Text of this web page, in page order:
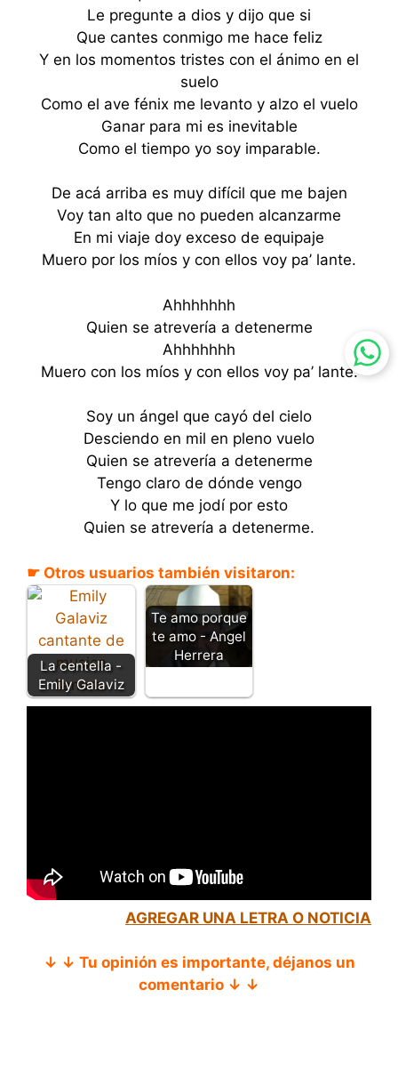
Le pregunte a dios y dijo que si
Que cantes conmigo me hace feliz
Y en los momentos tristes con el ánimo en el
suelo
Como el ave fénix me levanto y alzo el vuelo
Ganar para mi es inevitable
Como el tiempo yo soy imparable.
De acá arriba es muy difícil que me bajen
Voy tan alto que no pueden alcanzarme
En mi viaje doy exceso de equipaje
Muero por los míos y con ellos voy pa’ lante.
Ahhhhhhh
Quien se atrevería a detenerme
Ahhhhhhh
Muero con los míos y con ellos voy pa’ lante.
Soy un ángel que cayó del cielo
Desciendo en mil en pleno vuelo
Quien se atrevería a detenerme
Tengo claro de dónde vengo
Y lo que me jodí por esto
Quien se atrevería a detenerme.
☛ Otros usuarios también visitaron:
La centella -
Emily Galaviz
Te amo porque
te amo - Angel
Herrera
AGREGAR UNA LETRA O NOTICIA
↓ ↓ Tu opinión es importante, déjanos un
comentario ↓ ↓